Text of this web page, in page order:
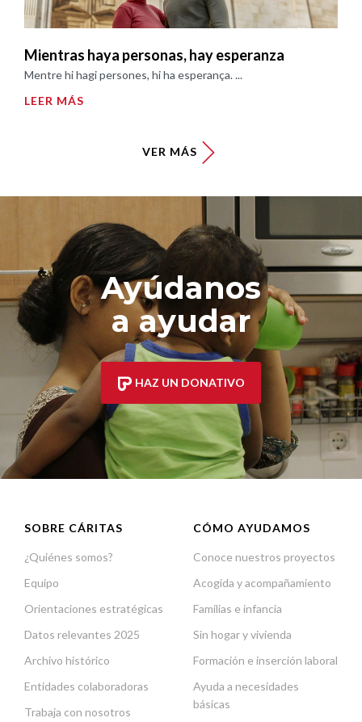
Mientras haya personas, hay esperanza
Mentre hi hagi persones, hi ha esperança. ...
LEER MÁS
VER MÁS
Ayúdanos
a ayudar
HAZ UN DONATIVO
SOBRE CÁRITAS
¿Quiénes somos?
Equipo
Orientaciones estratégicas
Datos relevantes 2025
Archivo histórico
Entidades colaboradoras
Trabaja con nosotros
CÓMO AYUDAMOS
Conoce nuestros proyectos
Acogida y acompañamiento
Familias e infancia
Sin hogar y vivienda
Formación e inserción laboral
Ayuda a necesidades
básicas